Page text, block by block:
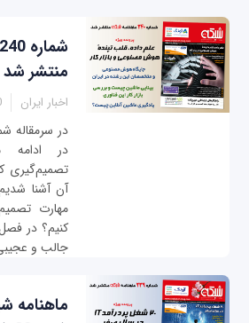
منتشر شد
اخبار ایران
در ادامه
تصمیم‌گیری
آن آشنا
مهارت
کنیم؟ در
جالب و